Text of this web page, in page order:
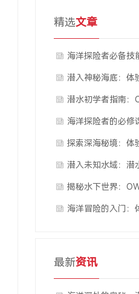
精选文章
海洋探险者必备技
度探讨
潜入神秘海底：体
融合
潜水初学者指南：
程简介
海洋探险者的必修
读
探索深海秘境：体
潜入未知水域：潜
揭秘水下世界：
全解析
海洋冒险的入门：
最新资讯